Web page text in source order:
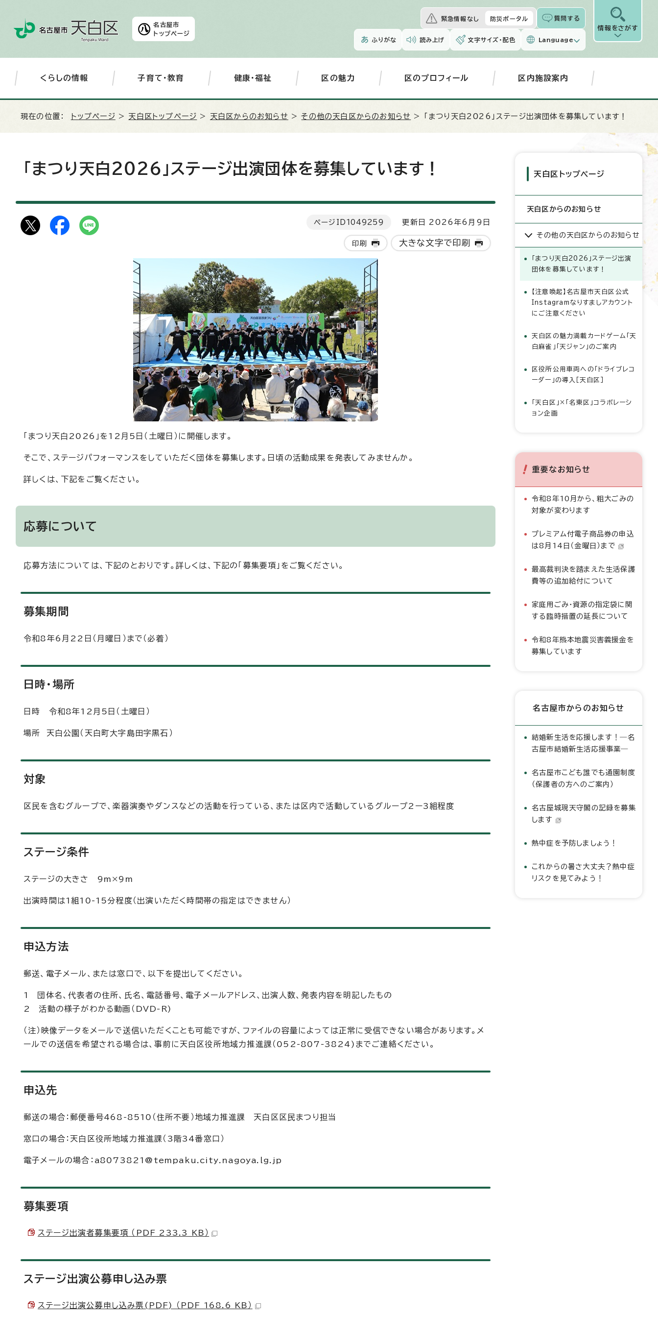
名古屋市
トップページ
緊急情報なし 防災ポータル 質問する
ふりがな 読み上げ 文字サイズ・配色 Language
情報をさがす
くらしの情報 子育て・教育 健康・福祉 区の魅力 区のプロフィール 区内施設案内
現在の位置： トップページ > 天白区トップページ > 天白区からのお知らせ >その他の天白区からのお知らせ > 「まつり天白2026」ステージ出演団体を募集しています！
「まつり天白2026」ステージ出演団体を募集しています！
ページID 1049259 更新日 2026年6月9日
印刷 大きな文字で印刷
「まつり天白2026」を12月5日（土曜日）に開催します。
そこで、ステージパフォーマンスをしていただく団体を募集します。日頃の活動成果を発表してみませんか。
詳しくは、下記をご覧ください。
応募について
応募方法については、下記のとおりです。詳しくは、下記の「募集要項」をご覧ください。
募集期間
令和8年6月22日（月曜日）まで（必着）
日時・場所
日時 令和8年12月5日（土曜日）
場所 天白公園（天白町大字島田字黒石）
対象
区民を含むグループで、楽器演奏やダンスなどの活動を行っている、または区内で活動しているグループ2ー3組程度
ステージ条件
ステージの大きさ 9m×9m
出演時間は1組10-15分程度（出演いただく時間帯の指定はできません）
申込方法
郵送、電子メール、または窓口で、以下を提出してください。
1 団体名、代表者の住所、氏名、電話番号、電子メールアドレス、出演人数、発表内容を明記したもの
2 活動の様子がわかる動画（DVD-R)
（注）映像データをメールで送信いただくことも可能ですが、ファイルの容量によっては正常に受信できない場合があります。メ
ールでの送信を希望される場合は、事前に天白区役所地域力推進課（052-807-3824)までご連絡ください。
申込先
郵送の場合：郵便番号468-8510（住所不要）地域力推進課 天白区区民まつり担当
窓口の場合：天白区役所地域力推進課（3階34番窓口）
電子メールの場合：a8073821@tempaku.city.nagoya.lg.jp
募集要項
ステージ出演者募集要項 （PDF 233.3 KB）
ステージ出演公募申し込み票
ステージ出演公募申し込み票(PDF) （PDF 168.6 KB）
天白区トップページ
天白区からのお知らせ
その他の天白区からのお知らせ
「まつり天白2026」ステージ出演
団体を募集しています！
【注意喚起】名古屋市天白区公式
Instagramなりすましアカウント
にご注意ください
天白区の魅力満載カードゲーム「天
白麻雀」「天ジャン」のご案内
区役所公用車両への「ドライブレコ
ーダー」の導入［天白区］
「天白区」×「名東区」コラボレーシ
ョン企画
重要なお知らせ
令和8年10月から、粗大ごみの
対象が変わります
プレミアム付電子商品券の申込
は8月14日（金曜日）まで
最高裁判決を踏まえた生活保護
費等の追加給付について
家庭用ごみ・資源の指定袋に関
する臨時措置の延長について
令和8年熊本地震災害義援金を
募集しています
名古屋市からのお知らせ
結婚新生活を応援します！―名
古屋市結婚新生活応援事業―
名古屋市こども誰でも通園制度
（保護者の方へのご案内）
名古屋城現天守閣の記録を募集
します
熱中症を予防しましょう！
これからの暑さ大丈夫？熱中症
リスクを見てみよう！